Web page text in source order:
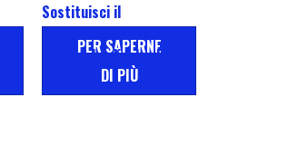
Sostituisci il
digitalizzatore touch
screen del display LCD
PER SAPERNE
DI PIÙ